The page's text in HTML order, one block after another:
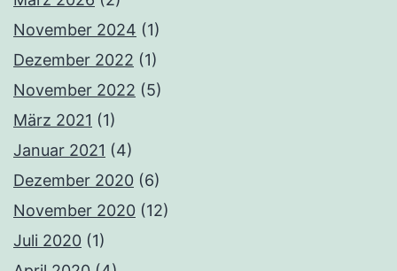
November 2024 (1)
Dezember 2022 (1)
November 2022 (5)
März 2021 (1)
Januar 2021 (4)
Dezember 2020 (6)
November 2020 (12)
Juli 2020 (1)